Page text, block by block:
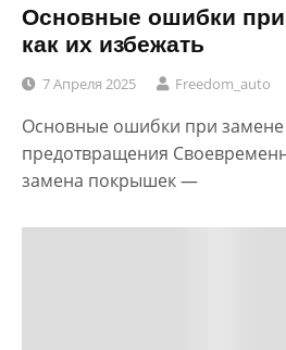
Основные ошибки
как их избежать
7 Апреля 2025 Freedom_auto
Основные ошибки при
предотвращения
замена покрышек —